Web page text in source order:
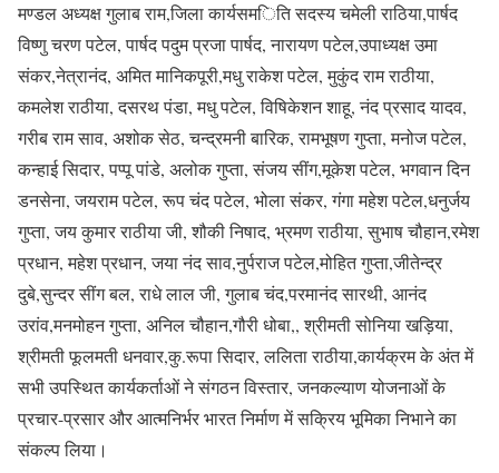
मण्डल अध्यक्ष गुलाब राम,जिला कार्यसमिति सदस्य चमेली राठिया,पार्षद
विष्णु चरण पटेल, पार्षद पदुम प्रजा पार्षद, नारायण पटेल,उपाध्यक्ष उमा
संकर,नेत्रानंद, अमित मानिकपूरी,मधु राकेश पटेल, मुकुंद राम राठीया,
कमलेश राठीया, दसरथ पंडा, मधु पटेल, विषिकेशन शाहू, नंद प्रसाद यादव,
गरीब राम साव, अशोक सेठ, चन्द्रमनी बारिक, रामभूषण गुप्ता, मनोज पटेल,
कन्हाई सिदार, पप्पू पांडे, अलोक गुप्ता, संजय सींग,मूकेश पटेल, भगवान दिन
डनसेना, जयराम पटेल, रूप चंद पटेल, भोला संकर, गंगा महेश पटेल,धनुर्जय
गुप्ता, जय कुमार राठीया जी, शौकी निषाद, भ्रमण राठीया, सुभाष चौहान,रमेश
प्रधान, महेश प्रधान, जया नंद साव,नुर्पराज पटेल,मोहित गुप्ता,जीतेन्द्र
दुबे,सुन्दर सींग बल, राधे लाल जी, गुलाब चंद,परमानंद सारथी, आनंद
उरांव,मनमोहन गुप्ता, अनिल चौहान,गौरी धोबा,, श्रीमती सोनिया खड़िया,
श्रीमती फूलमती धनवार,कु.रूपा सिदार, ललिता राठीया,कार्यक्रम के अंत में
सभी उपस्थित कार्यकर्ताओं ने संगठन विस्तार, जनकल्याण योजनाओं के
प्रचार-प्रसार और आत्मनिर्भर भारत निर्माण में सक्रिय भूमिका निभाने का
संकल्प लिया।